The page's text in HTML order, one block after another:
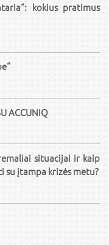
kokius pratimus
ACCUNIQ
situacijai ir kaip
su įtampa krizės metu?